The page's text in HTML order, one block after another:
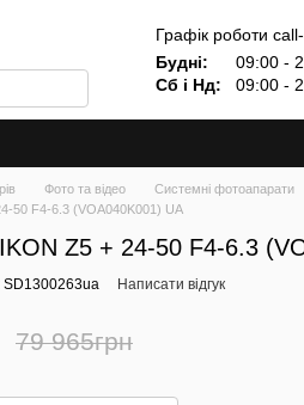
Графік роботи
Будні:
09:00 -
Сб і Нд:
09:00 -
Фото та відео
Системні фотоапарати
50 F4-6.3 (VOA040K001) UA
Z5 + 24-50 F4-6.3
SD1300263ua Написати відгук
79 965грн